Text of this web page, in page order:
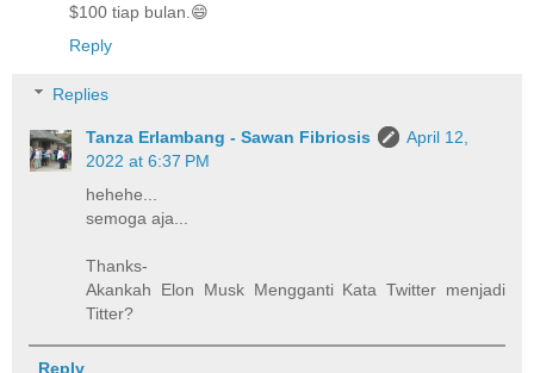
$100 tiap bulan.😄
Reply
Replies
Tanza Erlambang - Sawan Fibriosis
April 12,
2022 at 6:37 PM
hehehe...
semoga aja...
Thanks-
Akankah Elon Musk Mengganti Kata Twitter menjadi
Titter?
Reply